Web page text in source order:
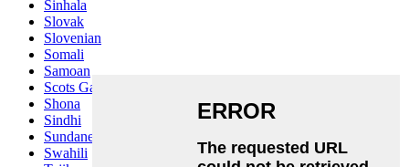
Sinhala
Slovak
Slovenian
Somali
Samoan
Scots Gaelic
Shona
Sindhi
Sundanese
Swahili